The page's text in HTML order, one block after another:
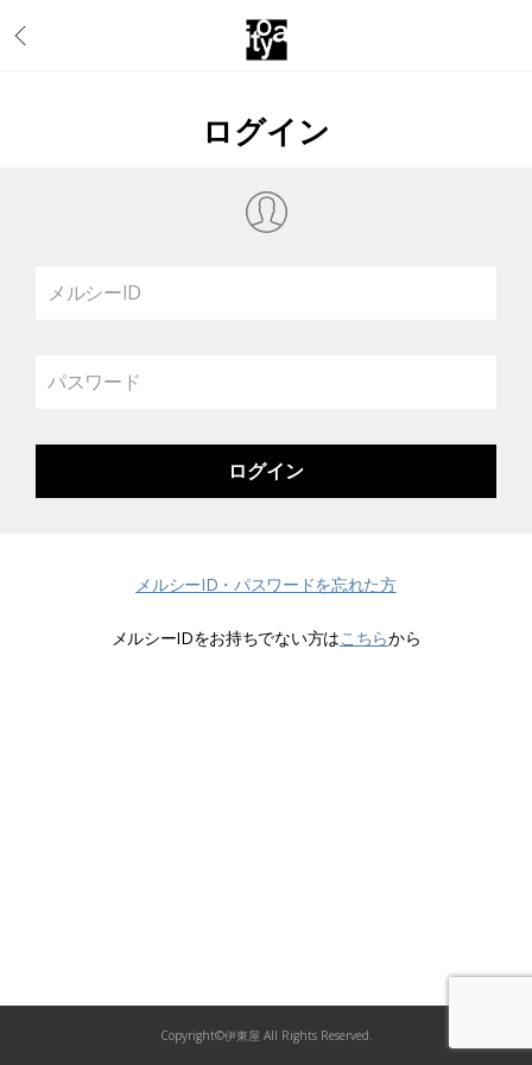
ログイン
メルシーID
パスワード
メルシーID・パスワードを忘れた方
メルシーIDをお持ちでない方はこちらから
Copyright©伊東屋 All Rights Reserved.